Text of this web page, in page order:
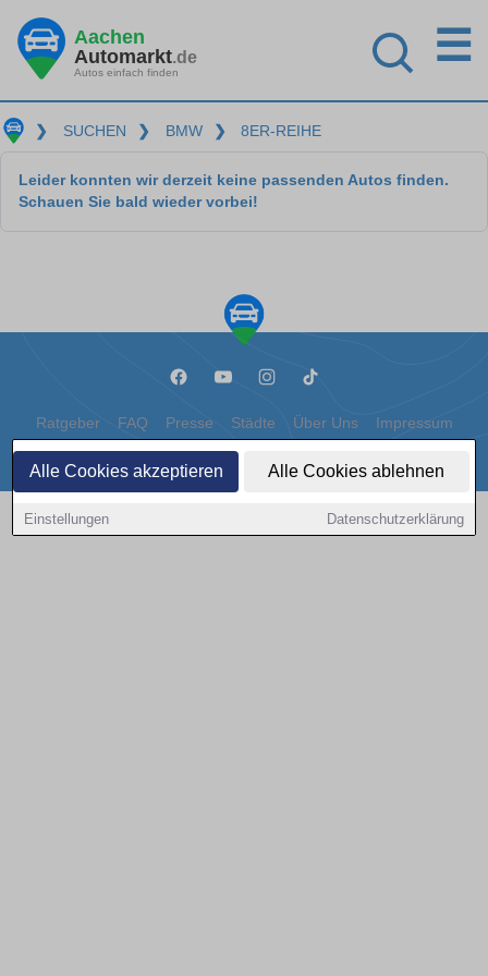
Alle Cookies akzeptieren Alle Cookies ablehnen
Einstellungen Datenschutzerklärung
Aachen
Automarkt.de
Autos einfach finden
☰
❯ SUCHEN ❯ BMW ❯ 8ER-REIHE
Leider konnten wir derzeit keine passenden Autos finden.
Schauen Sie bald wieder vorbei!
Ratgeber FAQ Presse Städte Über Uns Impressum
Datenschutz Cookies
Copyright © 2000 - 2026 | 1A Infosysteme GmbH | Content by: 1a-sites-autos